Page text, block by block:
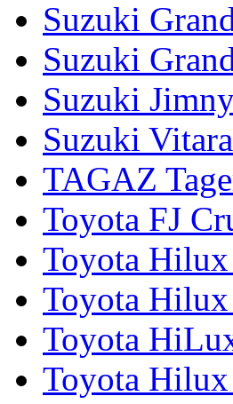
Suzuki
Suzuki
Suzuki
Suzuki
TAGAZ
Toyota FJ
Toyota
Toyota
Toyota
Toyota